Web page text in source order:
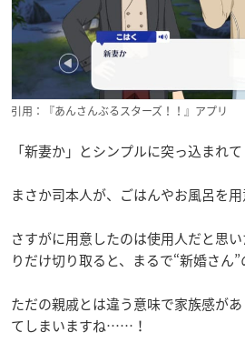
引用：『あんさんぶるスターズ！！』アプリ
「新妻か」とシンプルに突っ込まれ
まさか司本人が、ごはんやお風呂を
さすがに用意したのは使用人だと思
りだけ切り取ると、まるで“新婚さん”
ただの親戚とは違う意味で家族感が
てしまいますね……！